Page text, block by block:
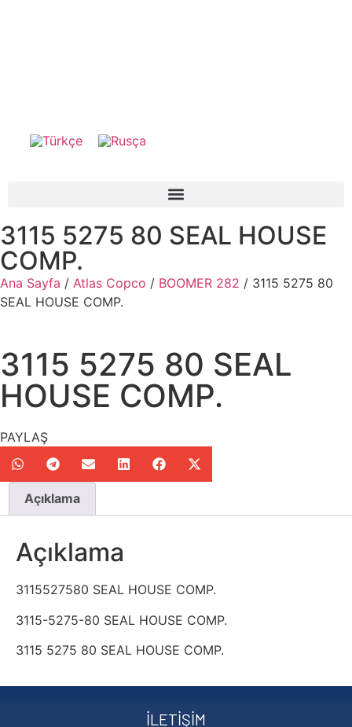
3115 5275 80 SEAL HOUSE
COMP.
Ana Sayfa / Atlas Copco / BOOMER 282 / 3115 5275 80
SEAL HOUSE COMP.
3115 5275 80 SEAL
HOUSE COMP.
PAYLAŞ
Açıklama
Açıklama
3115527580 SEAL HOUSE COMP.
3115-5275-80 SEAL HOUSE COMP.
3115 5275 80 SEAL HOUSE COMP.
İLETİŞİM